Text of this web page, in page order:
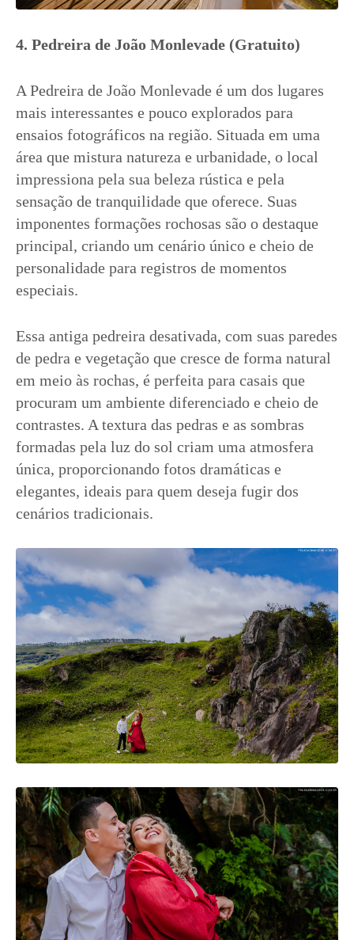
4. Pedreira de João Monlevade (Gratuito)
A Pedreira de João Monlevade é um dos lugares
mais interessantes e pouco explorados para
ensaios fotográficos na região. Situada em uma
área que mistura natureza e urbanidade, o local
impressiona pela sua beleza rústica e pela
sensação de tranquilidade que oferece. Suas
imponentes formações rochosas são o destaque
principal, criando um cenário único e cheio de
personalidade para registros de momentos
especiais.
Essa antiga pedreira desativada, com suas paredes
de pedra e vegetação que cresce de forma natural
em meio às rochas, é perfeita para casais que
procuram um ambiente diferenciado e cheio de
contrastes. A textura das pedras e as sombras
formadas pela luz do sol criam uma atmosfera
única, proporcionando fotos dramáticas e
elegantes, ideais para quem deseja fugir dos
cenários tradicionais.